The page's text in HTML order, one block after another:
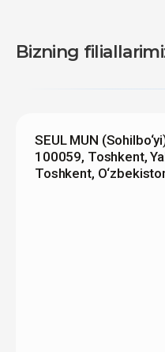
Bizning
SEUL MUN
100059, Toshkent,
Toshkent,